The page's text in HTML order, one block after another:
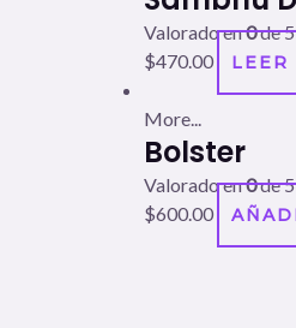
Valorado en0de 5
$470.00 LEER
More...
Bolster
Valorado en0de 5
$600.00